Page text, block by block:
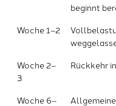
beginnt
Woche 1–2
Woche 2–
3
Rückkehr
Woche 6–